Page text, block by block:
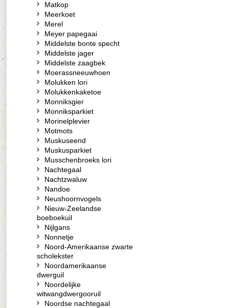
Matkop
Meerkoet
Merel
Meyer papegaai
Middelste bonte specht
Middelste jager
Middelste zaagbek
Moerassneeuwhoen
Molukken lori
Molukkenkaketoe
Monniksgier
Monniksparkiet
Morinelplevier
Motmots
Muskuseend
Muskusparkiet
Musschenbroeks lori
Nachtegaal
Nachtzwaluw
Nandoe
Neushoornvogels
Nieuw-Zeelandse
boeboekuil
Nijlgans
Nonnetje
Noord-Amerikaanse zwarte
scholekster
Noordamerikaanse
dwerguil
Noordelijke
witwangdwergooruil
Noordse nachtegaal